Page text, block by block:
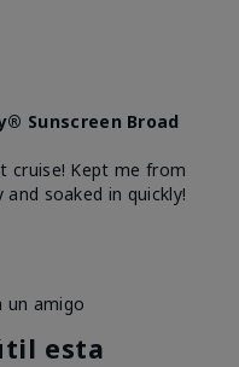
Sunscreen Broad
cruise! Kept me from
soaked in quickly!
un amigo
esta